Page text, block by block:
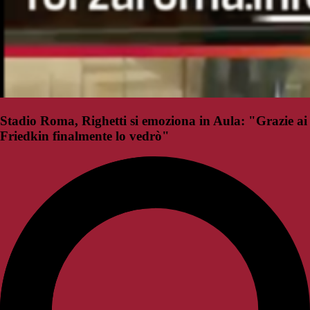
Stadio Roma, Righetti si emoziona in Aula: "Grazie ai
Friedkin finalmente lo vedrò"